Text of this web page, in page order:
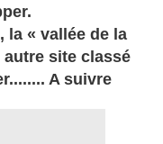
la « vallée de la
autre site classé
A suivre